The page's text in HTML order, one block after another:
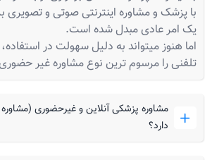
با پزشک و مشاوره اینترنتی صوتی و تصویری
یک امر عادی مبدل شده است.
اما هنوز میتواند به دلیل سهولت در
تلفنی را مرسوم ترین نوع مشاوره غیر
مشاوره پزشکی آنلاین و غیرحضوری
دارد؟